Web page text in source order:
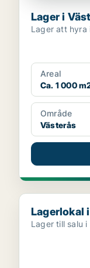
Lager i
Lager att hyra
Areal
Ca. 1 000
Område
Västerås
Lagerlokal i
Lagerlokal
Lager till salu i